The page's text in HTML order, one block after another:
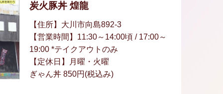
炭火豚丼 煌龍
【住所】大川市向島892-3
【営業時間】11:30～14:00頃 / 17:00～
19:00 *テイクアウトのみ
【定休日】月曜・火曜
ぎゃん丼 850円(税込み)